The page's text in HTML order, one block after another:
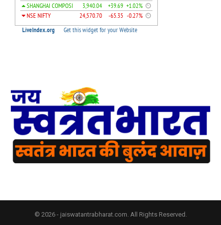
© 2026 - jaiswatantrabharat.com. All Rights Reserved.